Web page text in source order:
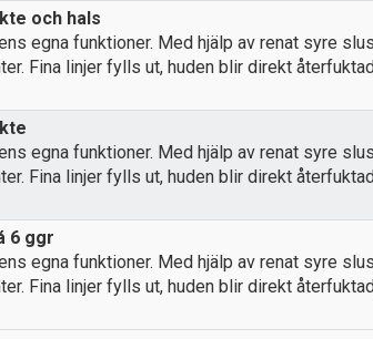
och hals
egna funktioner. Med hjälp av renat syre
Fina linjer fylls ut, huden blir direkt
egna funktioner. Med hjälp av renat syre
Fina linjer fylls ut, huden blir direkt
6 ggr
egna funktioner. Med hjälp av renat syre
Fina linjer fylls ut, huden blir direkt